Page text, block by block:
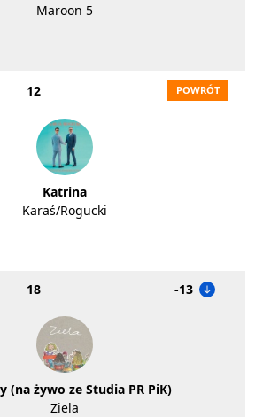
Maroon 5
12
Katrina
Karaś/Rogucki
18 -13
(na żywo ze Studia PR PiK)
Ziela